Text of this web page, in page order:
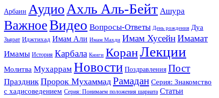
Арбаин Аудио Ахль Аль-Бейт Ашура
ВажноеВидео Вопросы-Ответы День рождения Дуа
Зьярат Иджтихад Имам Али Имам Махди Имам ХусейнИмамат
Имамы История Карбала Книги КоранЛекции
Молитва Мухаррам Новости Поздравления Пост
Праздник Пророк Мухаммад Рамадан Серия: Знакомство
с хадисоведением Серия: Понимаем положения шариата Статьи